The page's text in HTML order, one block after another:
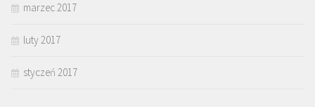
marzec 2017
luty 2017
styczeń 2017